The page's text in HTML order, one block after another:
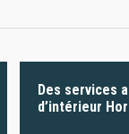
Des services
d’intérieur